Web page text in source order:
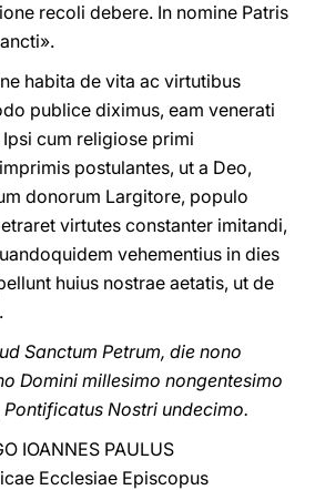
recoli debere. In nomine Patris
habita de vita ac virtutibus
publice diximus, eam venerati
cum religiose primi
postulantes, ut a Deo,
donorum Largitore, populo
virtutes constanter imitandi,
vehementius in dies
huius nostrae aetatis, ut de
Sanctum Petrum, die nono
Domini millesimo nongentesimo
Nostri undecimo.
IOANNES PAULUS
Ecclesiae Episcopus